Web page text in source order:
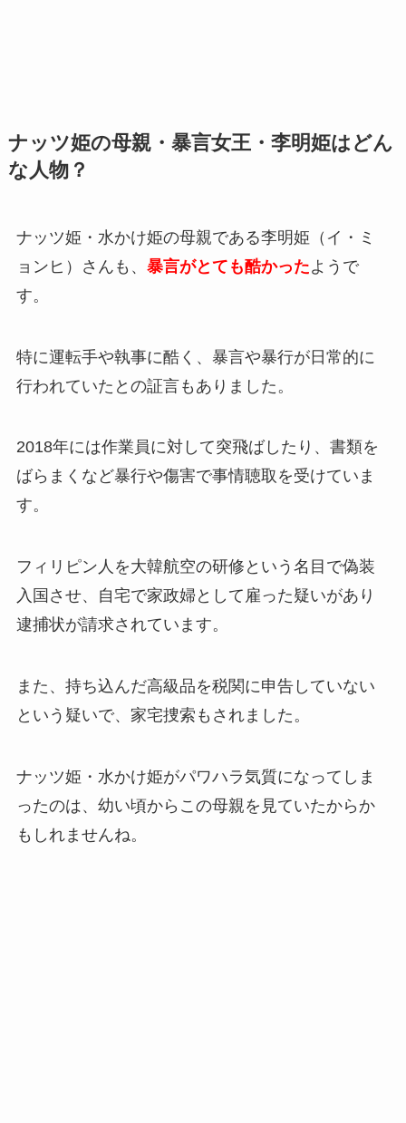
ナッツ姫の母親・暴言女王・李明姫はどん
な人物？
ナッツ姫・水かけ姫の母親である李明姫（イ・ミ
ョンヒ）さんも、 暴言がとても酷かったようで
す。
特に運転手や執事に酷く、暴言や暴行が日常的に
行われていたとの証言もありました。
2018年には作業員に対して突飛ばしたり、書類を
ばらまくなど暴行や傷害で事情聴取を受けていま
す。
フィリピン人を大韓航空の研修という名目で偽装
入国させ、自宅で家政婦として雇った疑いがあり
逮捕状が請求されています。
また、持ち込んだ高級品を税関に申告していない
という疑いで、家宅捜索もされました。
ナッツ姫・水かけ姫がパワハラ気質になってしま
ったのは、幼い頃からこの母親を見ていたからか
もしれませんね。